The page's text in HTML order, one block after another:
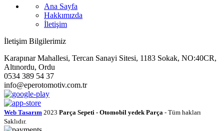
Ana Sayfa
Hakkımızda
İletişim
İletişim Bilgilerimiz
Karapınar Mahallesi, Tercan Sanayi Sitesi, 1183 Sokak, NO:40CR,
Altınordu, Ordu
0534 389 54 37
info@eperotomotiv.com.tr
Web Tasarım 2023 Parça Sepeti - Otomobil yedek Parça - Tüm hakları
Saklıdır.